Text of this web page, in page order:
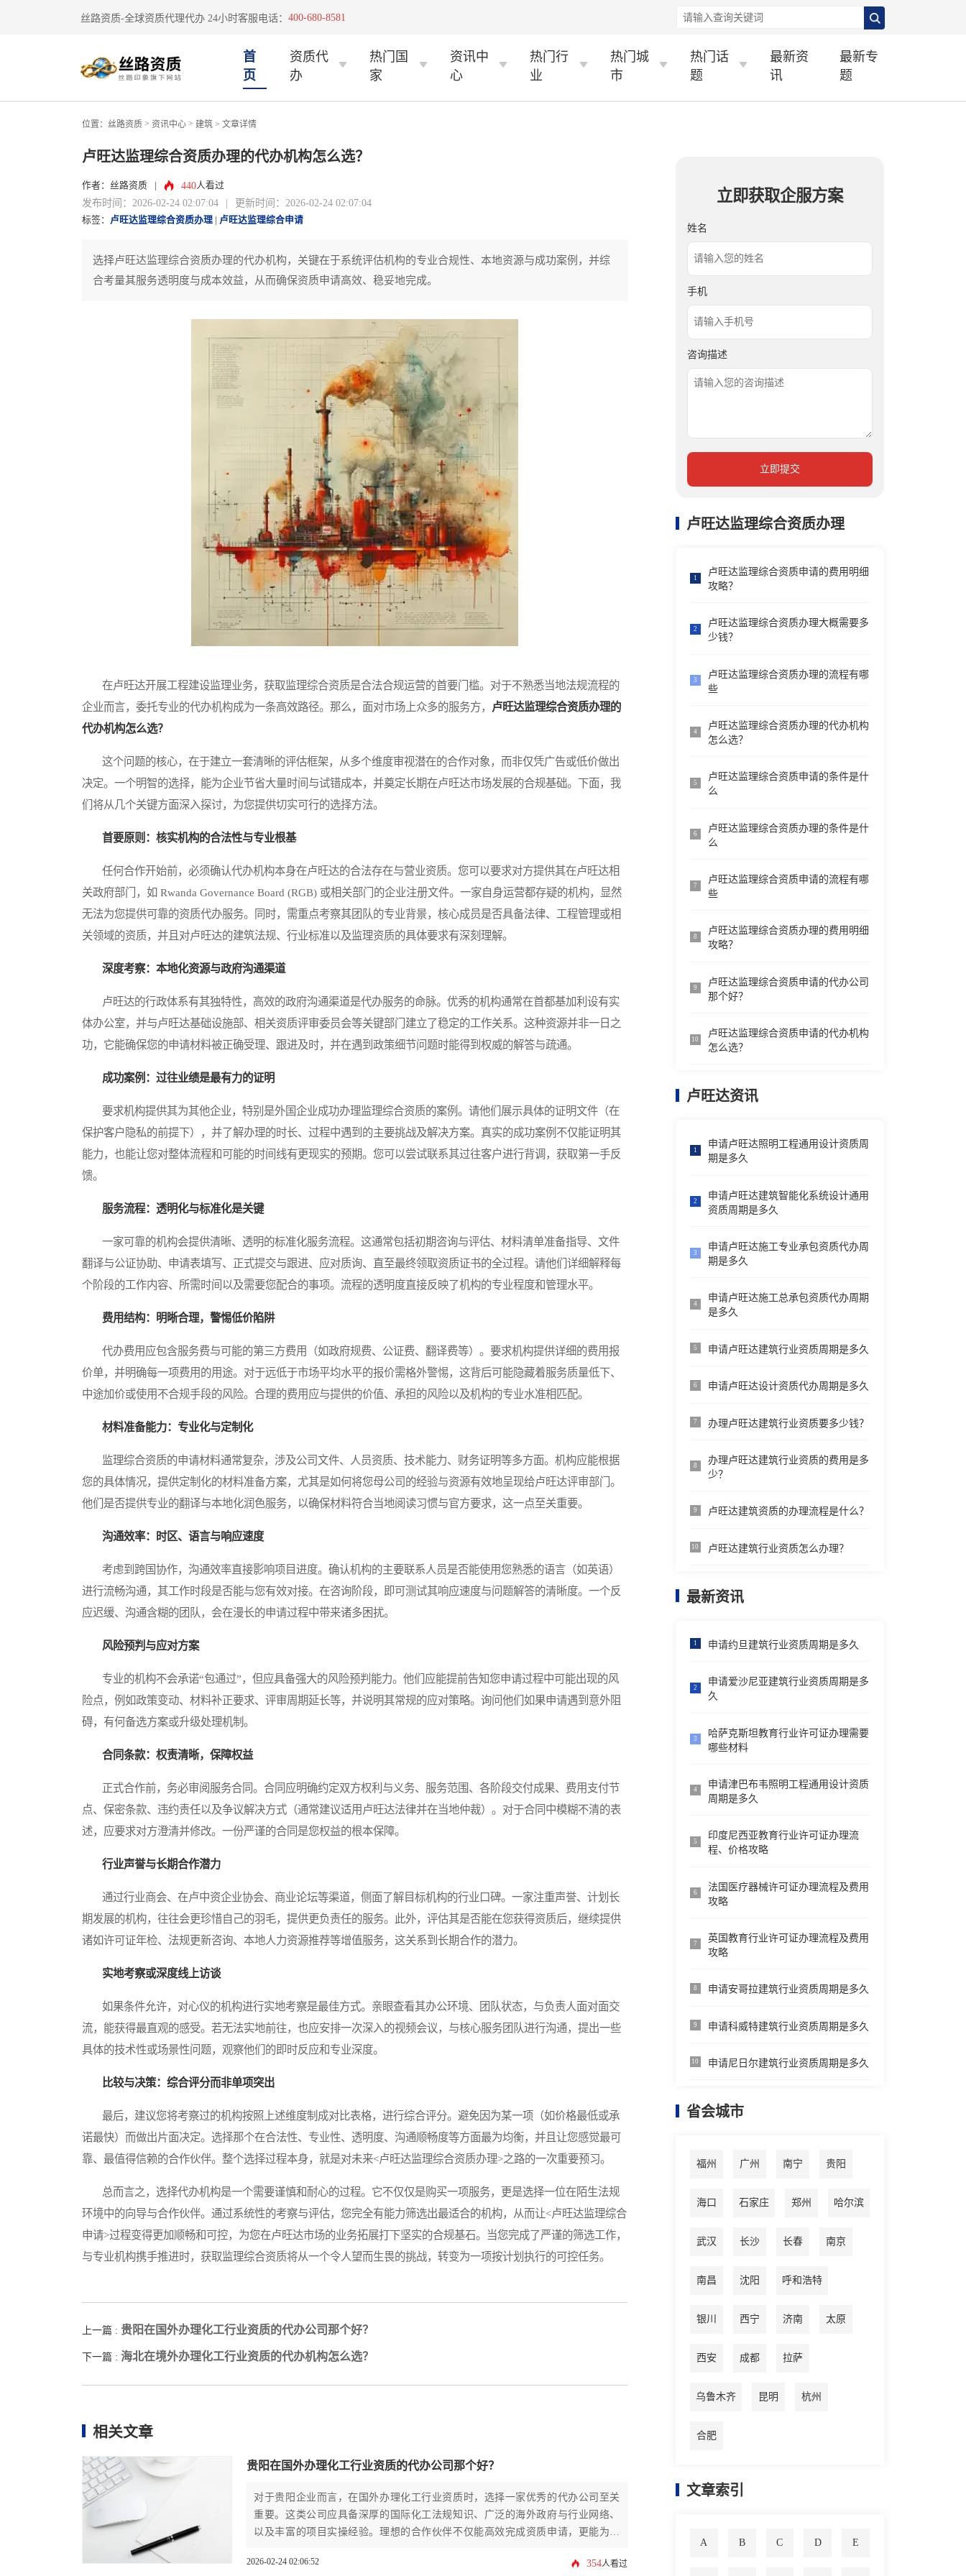
丝路资质-全球资质代理代办 24小时客服电话： 400-680-8581
首
页
资质代
办
热门国
家
资讯中
心
热门行
业
热门城
市
热门话
题
最新资
讯
最新专
题
位置： 丝路资质 > 资讯中心 > 建筑 > 文章详情
卢旺达监理综合资质办理的代办机构怎么选？
作者：丝路资质 440人看过
发布时间：2026-02-24 02:07:04 | 更新时间：2026-02-24 02:07:04
标签： 卢旺达监理综合资质办理 卢旺达监理综合申请
选择卢旺达监理综合资质办理的代办机构，关键在于系统评估机构的专业合规性、本地资源与成功案例，并综
合考量其服务透明度与成本效益，从而确保资质申请高效、稳妥地完成。
在卢旺达开展工程建设监理业务，获取监理综合资质是合法合规运营的首要门槛。对于不熟悉当地法规流程的
企业而言，委托专业的代办机构成为一条高效路径。那么，面对市场上众多的服务方，
卢旺达监理综合资质办理的
代办机构怎么选？
这个问题的核心，在于建立一套清晰的评估框架，从多个维度审视潜在的合作对象，而非仅凭广告或低价做出
决定。一个明智的选择，能为企业节省大量时间与试错成本，并奠定长期在卢旺达市场发展的合规基础。下面，我
们将从几个关键方面深入探讨，为您提供切实可行的选择方法。
首要原则：核实机构的合法性与专业根基
任何合作开始前，必须确认代办机构本身在卢旺达的合法存在与营业资质。您可以要求对方提供其在卢旺达相
关政府部门，如 Rwanda Governance Board (RGB) 或相关部门的企业注册文件。一家自身运营都存疑的机构，显然
无法为您提供可靠的资质代办服务。同时，需重点考察其团队的专业背景，核心成员是否具备法律、工程管理或相
关领域的资质，并且对卢旺达的建筑法规、行业标准以及监理资质的具体要求有深刻理解。
深度考察：本地化资源与政府沟通渠道
卢旺达的行政体系有其独特性，高效的政府沟通渠道是代办服务的命脉。优秀的机构通常在首都基加利设有实
体办公室，并与卢旺达基础设施部、相关资质评审委员会等关键部门建立了稳定的工作关系。这种资源并非一日之
功，它能确保您的申请材料被正确受理、跟进及时，并在遇到政策细节问题时能得到权威的解答与疏通。
成功案例：过往业绩是最有力的证明
要求机构提供其为其他企业，特别是外国企业成功办理监理综合资质的案例。请他们展示具体的证明文件（在
保护客户隐私的前提下），并了解办理的时长、过程中遇到的主要挑战及解决方案。真实的成功案例不仅能证明其
能力，也能让您对整体流程和可能的时间线有更现实的预期。您可以尝试联系其过往客户进行背调，获取第一手反
馈。
服务流程：透明化与标准化是关键
一家可靠的机构会提供清晰、透明的标准化服务流程。这通常包括初期咨询与评估、材料清单准备指导、文件
翻译与公证协助、申请表填写、正式提交与跟进、应对质询、直至最终领取资质证书的全过程。请他们详细解释每
个阶段的工作内容、所需时间以及需要您配合的事项。流程的透明度直接反映了机构的专业程度和管理水平。
费用结构：明晰合理，警惕低价陷阱
代办费用应包含服务费与可能的第三方费用（如政府规费、公证费、翻译费等）。要求机构提供详细的费用报
价单，并明确每一项费用的用途。对于远低于市场平均水平的报价需格外警惕，这背后可能隐藏着服务质量低下、
中途加价或使用不合规手段的风险。合理的费用应与提供的价值、承担的风险以及机构的专业水准相匹配。
材料准备能力：专业化与定制化
监理综合资质的申请材料通常复杂，涉及公司文件、人员资质、技术能力、财务证明等多方面。机构应能根据
您的具体情况，提供定制化的材料准备方案，尤其是如何将您母公司的经验与资源有效地呈现给卢旺达评审部门。
他们是否提供专业的翻译与本地化润色服务，以确保材料符合当地阅读习惯与官方要求，这一点至关重要。
沟通效率：时区、语言与响应速度
考虑到跨国协作，沟通效率直接影响项目进度。确认机构的主要联系人员是否能使用您熟悉的语言（如英语）
进行流畅沟通，其工作时段是否能与您有效对接。在咨询阶段，即可测试其响应速度与问题解答的清晰度。一个反
应迟缓、沟通含糊的团队，会在漫长的申请过程中带来诸多困扰。
风险预判与应对方案
专业的机构不会承诺“包通过”，但应具备强大的风险预判能力。他们应能提前告知您申请过程中可能出现的风
险点，例如政策变动、材料补正要求、评审周期延长等，并说明其常规的应对策略。询问他们如果申请遇到意外阻
碍，有何备选方案或升级处理机制。
合同条款：权责清晰，保障权益
正式合作前，务必审阅服务合同。合同应明确约定双方权利与义务、服务范围、各阶段交付成果、费用支付节
点、保密条款、违约责任以及争议解决方式（通常建议适用卢旺达法律并在当地仲裁）。对于合同中模糊不清的表
述，应要求对方澄清并修改。一份严谨的合同是您权益的根本保障。
行业声誉与长期合作潜力
通过行业商会、在卢中资企业协会、商业论坛等渠道，侧面了解目标机构的行业口碑。一家注重声誉、计划长
期发展的机构，往往会更珍惜自己的羽毛，提供更负责任的服务。此外，评估其是否能在您获得资质后，继续提供
诸如许可证年检、法规更新咨询、本地人力资源推荐等增值服务，这关系到长期合作的潜力。
实地考察或深度线上访谈
如果条件允许，对心仪的机构进行实地考察是最佳方式。亲眼查看其办公环境、团队状态，与负责人面对面交
流，能获得最直观的感受。若无法实地前往，也应安排一次深入的视频会议，与核心服务团队进行沟通，提出一些
具体的技术性或场景性问题，观察他们的即时反应和专业深度。
比较与决策：综合评分而非单项突出
最后，建议您将考察过的机构按照上述维度制成对比表格，进行综合评分。避免因为某一项（如价格最低或承
诺最快）而做出片面决定。选择那个在合法性、专业性、透明度、沟通顺畅度等方面最为均衡，并且让您感觉最可
靠、最值得信赖的合作伙伴。整个选择过程本身，就是对未来<卢旺达监理综合资质办理>之路的一次重要预习。
总而言之，选择代办机构是一个需要谨慎和耐心的过程。它不仅仅是购买一项服务，更是选择一位在陌生法规
环境中的向导与合作伙伴。通过系统性的考察与评估，您完全有能力筛选出最适合的机构，从而让<卢旺达监理综合
申请>过程变得更加顺畅和可控，为您在卢旺达市场的业务拓展打下坚实的合规基石。当您完成了严谨的筛选工作，
与专业机构携手推进时，获取监理综合资质将从一个令人望而生畏的挑战，转变为一项按计划执行的可控任务。
上一篇 : 贵阳在国外办理化工行业资质的代办公司那个好？
下一篇 : 海北在境外办理化工行业资质的代办机构怎么选？
相关文章
贵阳在国外办理化工行业资质的代办公司那个好？
对于贵阳企业而言，在国外办理化工行业资质时，选择一家优秀的代办公司至关
重要。这类公司应具备深厚的国际化工法规知识、广泛的海外政府与行业网络、
以及丰富的项目实操经验。理想的合作伙伴不仅能高效完成资质申请，更能为企
2026-02-24 02:06:52 354人看过
立即获取企服方案
姓名
手机
咨询描述
立即提交
卢旺达监理综合资质办理
1
卢旺达监理综合资质申请的费用明细
攻略？
2
卢旺达监理综合资质办理大概需要多
少钱？
3
卢旺达监理综合资质办理的流程有哪
些
4
卢旺达监理综合资质办理的代办机构
怎么选？
5
卢旺达监理综合资质申请的条件是什
么
6
卢旺达监理综合资质办理的条件是什
么
7
卢旺达监理综合资质申请的流程有哪
些
8
卢旺达监理综合资质办理的费用明细
攻略？
9
卢旺达监理综合资质申请的代办公司
那个好？
10
卢旺达监理综合资质申请的代办机构
怎么选？
卢旺达资讯
1
申请卢旺达照明工程通用设计资质周
期是多久
2
申请卢旺达建筑智能化系统设计通用
资质周期是多久
3
申请卢旺达施工专业承包资质代办周
期是多久
4
申请卢旺达施工总承包资质代办周期
是多久
5 申请卢旺达建筑行业资质周期是多久
6 申请卢旺达设计资质代办周期是多久
7 办理卢旺达建筑行业资质要多少钱？
8
办理卢旺达建筑行业资质的费用是多
少？
9 卢旺达建筑资质的办理流程是什么？
10 卢旺达建筑行业资质怎么办理？
最新资讯
1 申请约旦建筑行业资质周期是多久
2
申请爱沙尼亚建筑行业资质周期是多
久
3
哈萨克斯坦教育行业许可证办理需要
哪些材料
4
申请津巴布韦照明工程通用设计资质
周期是多久
5
印度尼西亚教育行业许可证办理流
程、价格攻略
6
法国医疗器械许可证办理流程及费用
攻略
7
英国教育行业许可证办理流程及费用
攻略
8 申请安哥拉建筑行业资质周期是多久
9 申请科威特建筑行业资质周期是多久
10 申请尼日尔建筑行业资质周期是多久
省会城市
福州 广州 南宁 贵阳
海口 石家庄 郑州 哈尔滨
武汉 长沙 长春 南京
南昌 沈阳 呼和浩特
银川 西宁 济南 太原
西安 成都 拉萨
乌鲁木齐 昆明 杭州
合肥
文章索引
A B C D E